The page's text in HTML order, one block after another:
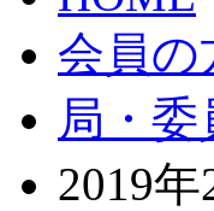
会員の
局・
2019年